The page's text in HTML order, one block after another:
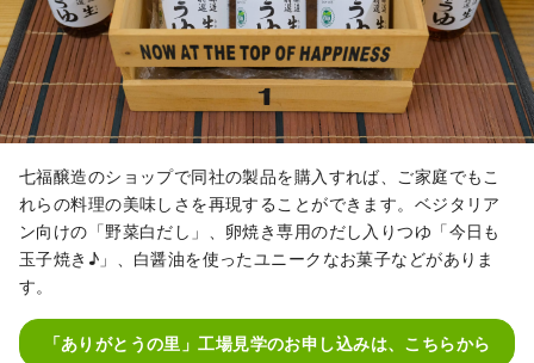
七福醸造のショップで同社の製品を購入すれば、ご家庭でもこ
れらの料理の美味しさを再現することができます。ベジタリア
ン向けの「野菜白だし」、卵焼き専用のだし入りつゆ「今日も
玉子焼き♪」、白醤油を使ったユニークなお菓子などがありま
す。
「ありがとうの里」工場見学のお申し込みは、こちらから